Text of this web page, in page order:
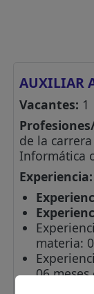
AUXILIAR
Vacantes: 1
de la
Informática
Experiencia:
materia:
06
formar